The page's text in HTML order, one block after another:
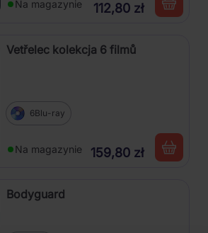
Na magazynie 112,80 zł
Vetřelec kolekcja 6 filmů
6Blu-ray
Na magazynie 159,80 zł
Bodyguard